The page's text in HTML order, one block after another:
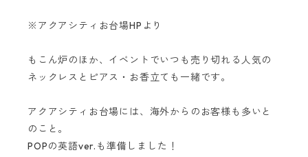
※アクアシティお台場HPより
もこん炉のほか、イベントでいつも売り切れる人気の
ネックレスとピアス・お香立ても一緒です。
アクアシティお台場には、海外からのお客様も多いと
のこと。
POPの英語ver.も準備しました！